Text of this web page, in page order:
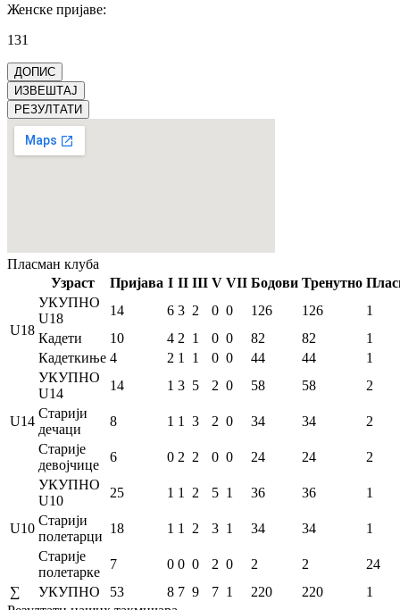
Женске пријаве:
131
ДОПИС
ИЗВЕШТАЈ
РЕЗУЛТАТИ
Пласман клуба
Узраст
Пријава I II III V VII Бодови Тренутно
U18
УКУПНО
U18
14 6 3 2 0 0 126 126
1
Кадети
10 4 2 1 0 0 82 82
1
Кадеткиње 4 2 1 1 0 0 44 44 1
U14
УКУПНО
U14
14 1 3 5 2 0 58 58
2
Старији
дечаци
8 1 1 3 2 0 34 34
2
Старије
девојчице
6 0 2 2 0 0 24 24 2
U10
УКУПНО
U10
25 1 1 2 5 1 36 36
1
Старији
полетарци
18 1 1 2 3 1 34 34
1
Старије
полетарке
7 0 0 0 2 0 2 2
24
∑
УКУПНО 53 8 7 9 7 1 220 220
1